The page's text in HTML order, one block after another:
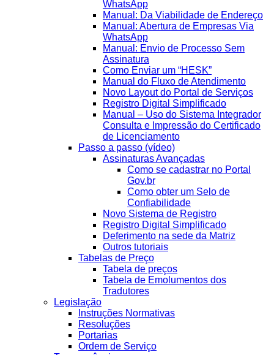
WhatsApp
Manual: Da Viabilidade de Endereço
Manual: Abertura de Empresas Via
WhatsApp
Manual: Envio de Processo Sem
Assinatura
Como Enviar um “HESK”
Manual do Fluxo de Atendimento
Novo Layout do Portal de Serviços
Registro Digital Simplificado
Manual – Uso do Sistema Integrador
Consulta e Impressão do Certificado
de Licenciamento
Passo a passo (vídeo)
Assinaturas Avançadas
Como se cadastrar no Portal
Gov.br
Como obter um Selo de
Confiabilidade
Novo Sistema de Registro
Registro Digital Simplificado
Deferimento na sede da Matriz
Outros tutoriais
Tabelas de Preço
Tabela de preços
Tabela de Emolumentos dos
Tradutores
Legislação
Instruções Normativas
Resoluções
Portarias
Ordem de Serviço